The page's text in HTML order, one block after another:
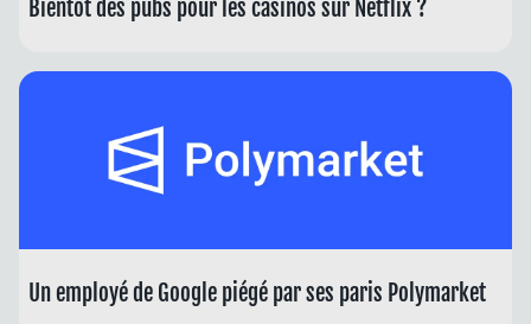
Bientôt des pubs pour les casinos sur Netflix ?
Un employé de Google piégé par ses paris Polymarket